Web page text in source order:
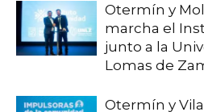
Otermín y
marcha el
junto a la
Lomas de
Otermín y